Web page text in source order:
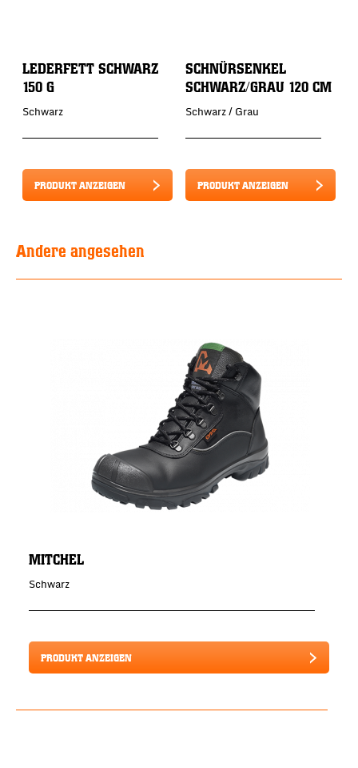
LEDERFETT SCHWARZ
150 G
Schwarz
PRODUKT ANZEIGEN
SCHNÜRSENKEL
SCHWARZ/GRAU 120 CM
Schwarz / Grau
PRODUKT ANZEIGEN
Andere angesehen
MITCHEL
Schwarz
PRODUKT ANZEIGEN